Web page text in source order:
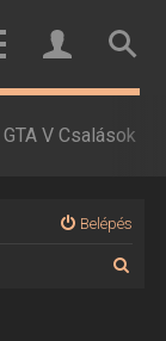
GTA V Csalások
Belépés